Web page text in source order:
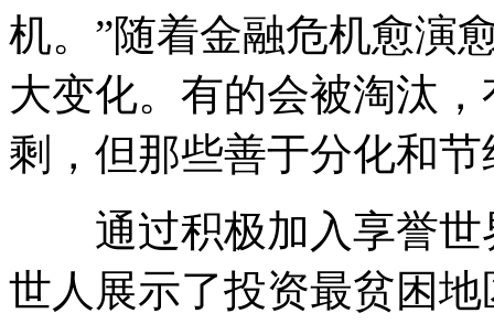
机。”随着金融危机愈演
大变化。有的会被淘汰
剩，但那些善于分化和
通过积极加入享誉世
世人展示了投资最贫困